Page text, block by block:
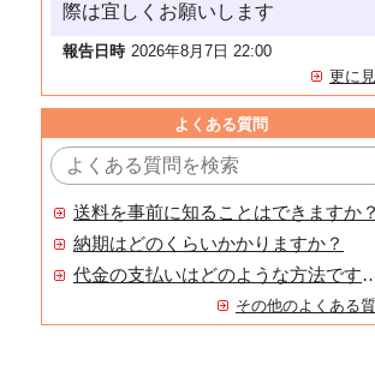
際は宜しくお願いします
報告日時 2026年8月7日 22:00
更に
よくある質問
送料を事前に知ることはできますか？
納期はどのくらいかかりますか？
代金の支払いはどのよ
その他のよくある